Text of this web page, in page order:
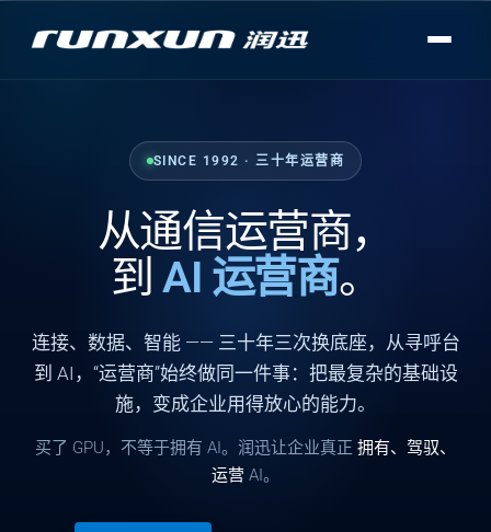
SINCE 1992 · 三十年运营商
从通信运营商，
到 AI 运营商。
连接、 数据、 智能—— 三十年三次换底座，从寻呼台
到 AI，“运营商”始终做同一件事：把最复杂的基础设
施，变成企业用得放心的能力。
买了 GPU，不等于拥有 AI。润迅让企业真正 拥有、驾驭、
运营 AI。